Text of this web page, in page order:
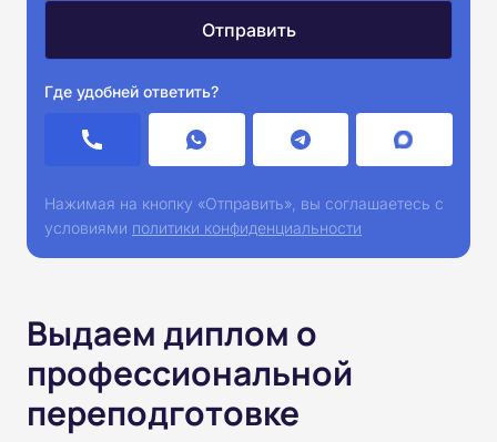
Где удобней ответить?
Нажимая на кнопку «Отправить», вы соглашаетесь с
условиями политики конфиденциальности
Выдаем диплом о
профессиональной
переподготовке